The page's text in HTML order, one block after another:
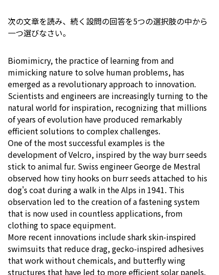
次の文章を読み、続く設問の回答を5つの選択肢の中から
一つ選びなさい。
Biomimicry, the practice of learning from and
mimicking nature to solve human problems, has
emerged as a revolutionary approach to innovation.
Scientists and engineers are increasingly turning to the
natural world for inspiration, recognizing that millions
of years of evolution have produced remarkably
efficient solutions to complex challenges.
One of the most successful examples is the
development of Velcro, inspired by the way burr seeds
stick to animal fur. Swiss engineer George de Mestral
observed how tiny hooks on burr seeds attached to his
dog's coat during a walk in the Alps in 1941. This
observation led to the creation of a fastening system
that is now used in countless applications, from
clothing to space equipment.
More recent innovations include shark skin-inspired
swimsuits that reduce drag, gecko-inspired adhesives
that work without chemicals, and butterfly wing
structures that have led to more efficient solar panels.